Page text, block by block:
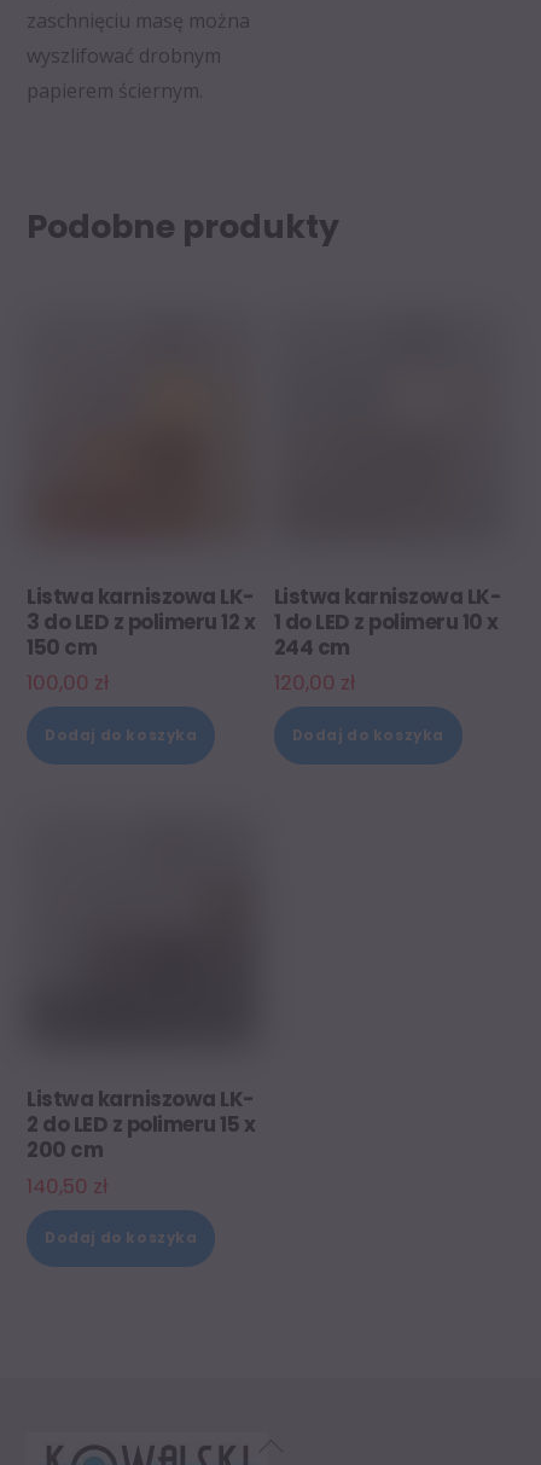
zaschnięciu masę można
wyszlifować drobnym
papierem ściernym.
Podobne produkty
Listwa karniszowa LK-
3 do LED z polimeru 12 x
150 cm
100,00 zł
Dodaj do koszyka
Listwa karniszowa LK-
1 do LED z polimeru 10 x
244 cm
120,00 zł
Dodaj do koszyka
Listwa karniszowa LK-
2 do LED z polimeru 15 x
200 cm
140,50 zł
Dodaj do koszyka